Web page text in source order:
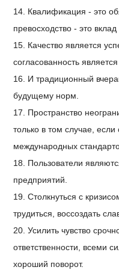
14. Квалификация - это
превосходство - это
15. Качество является
согласованность
16. И традиционный
будущему норм.
17. Пространство
только в том случае,
международных
18. Пользователи
предприятий.
19. Столкнуться с
трудиться, воссоздать
20. Усилить чувство
ответственности, всеми
хороший поворот.